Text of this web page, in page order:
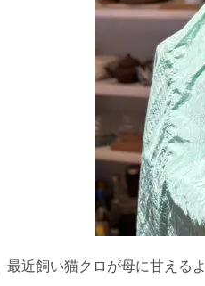
最近飼い猫クロが母に甘える